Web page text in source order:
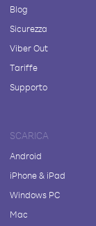
Blog
Sicurezza
Viber Out
Tariffe
Supporto
SCARICA
Android
iPhone & iPad
Windows PC
Mac